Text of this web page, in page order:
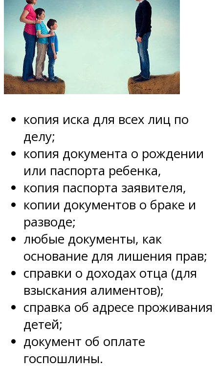
копия иска для всех лиц по
делу;
копия документа о рождении
или паспорта ребенка,
копия паспорта заявителя,
копии документов о браке и
разводе;
любые документы, как
основание для лишения прав;
справки о доходах отца (для
взыскания алиментов);
справка об адресе проживания
детей;
документ об оплате
госпошлины.